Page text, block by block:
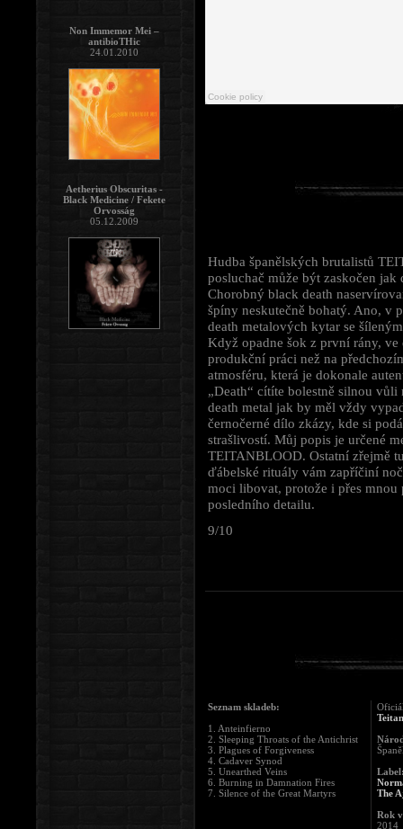
Hudba španělských brutalistů
posluchač může být zaskočen
Chorobný black death
špíny neskutečně bohatý. Ano, v
death metalových kytar se
Když opadne šok z první rány,
produkční práci než na
atmosféru, která je dokonale
„Death“ cítíte bolestně silnou
death metal jak by měl vždy
černočerné dílo zkázy, kde si
strašlivostí. Můj popis je určené
TEITANBLOOD. Ostatní zřejmě
ďábelské rituály vám zapříčiní
moci libovat, protože i přes
posledního detailu.
9/10
Seznam skladeb:
1. Anteinfierno
2. Sleeping Throats of the Antichrist
3. Plagues of Forgiveness
4. Cadaver Synod
5. Unearthed Veins
6. Burning in Damnation Fires
7. Silence of the Great Martyrs
The
Rok
2014
Non Immemor Mei –
antibioTHic
24.01.2010
Aetherius Obscuritas -
Black Medicine / Fekete
Orvosság
05.12.2009